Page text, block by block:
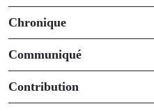
Chronique
Communiqué
Contribution